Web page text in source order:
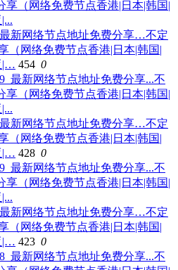
最新网络节点地址免费分享…不定
（网络免费节点香港|日本|韩国|
|… 454 0
最新网络节点地址免费分享…不定
（网络免费节点香港|日本|韩国|
|… 428 0
最新网络节点地址免费分享…不定
（网络免费节点香港|日本|韩国|
|… 423 0